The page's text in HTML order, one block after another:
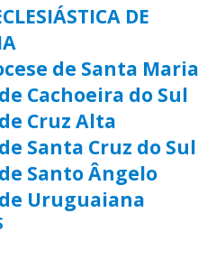
DE
de Santa Maria
Cachoeira do Sul
Cruz Alta
Santa Cruz do Sul
Santo Ângelo
Uruguaiana